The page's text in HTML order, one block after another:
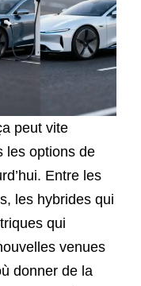
peut vite
les options de
Entre les
les hybrides qui
qui
venues
donner de la